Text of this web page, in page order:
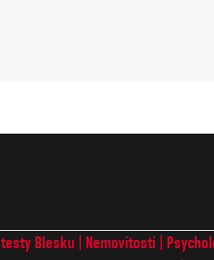
Blesku Nemovitosti